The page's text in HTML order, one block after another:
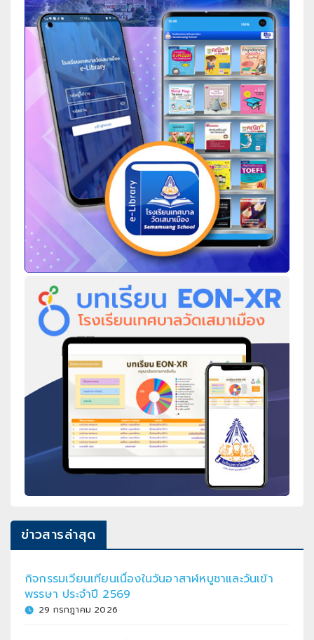
ข่าวสารล่าสุด
กิจกรรมเวียนเทียนเนื่องในวันอาสาฬหบูชาและวันเข้า
พรรษา ประจำปี 2569
29 กรกฎาคม 2026